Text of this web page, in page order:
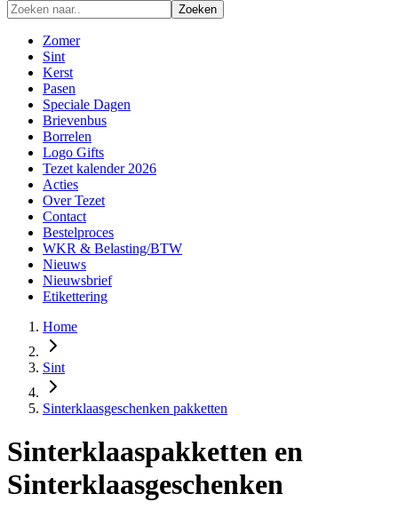
Zoeken
Zomer
Sint
Kerst
Pasen
Speciale Dagen
Brievenbus
Borrelen
Logo Gifts
Tezet kalender 2026
Acties
Over Tezet
Contact
Bestelproces
WKR & Belasting/BTW
Nieuws
Nieuwsbrief
Etikettering
Home
Sint
Sinterklaasgeschenken pakketten
Sinterklaaspakketten en
Sinterklaasgeschenken